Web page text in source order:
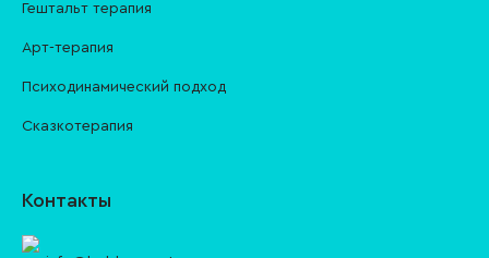
Гештальт терапия
Арт-терапия
Психодинамический подход
Сказкотерапия
Контакты